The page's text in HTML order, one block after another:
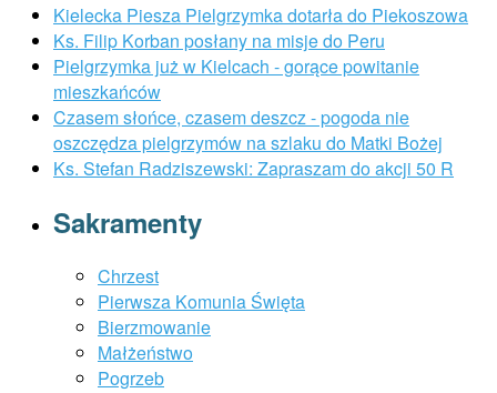
Kielecka Piesza Pielgrzymka dotarła do Piekoszowa
Ks. Filip Korban posłany na misje do Peru
Pielgrzymka już w Kielcach - gorące powitanie
mieszkańców
Czasem słońce, czasem deszcz - pogoda nie
oszczędza pielgrzymów na szlaku do Matki Bożej
Ks. Stefan Radziszewski: Zapraszam do akcji 50 R
Sakramenty
Chrzest
Pierwsza Komunia Święta
Bierzmowanie
Małżeństwo
Pogrzeb